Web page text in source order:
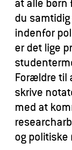
æ
d
r
e
at alle børn
du
indenfor
er det lige
Forældre til
skrive
med at
og politiske